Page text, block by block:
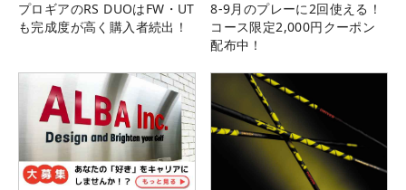
プロギアのRS DUOはFW・UT
も完成度が高く購入者続出！
8-9月のプレーに2回使える！
コース限定2,000円クーポン
配布中！